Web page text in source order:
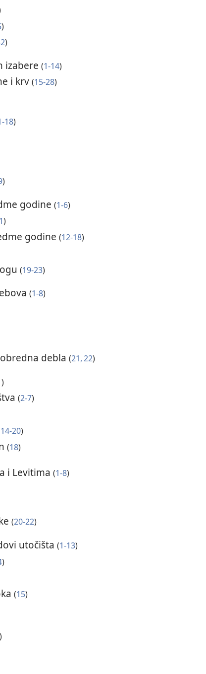
)
)
izabere (1-14)
i krv (15-28)
18)
)
godine (1-6)
)
godine (12-18)
(19-23)
(1-8)
debla (21, 22)
)
(2-7)
14-20)
(18)
i Levitima (1-8)
(20-22)
utočišta (1-13)
)
(15)
)